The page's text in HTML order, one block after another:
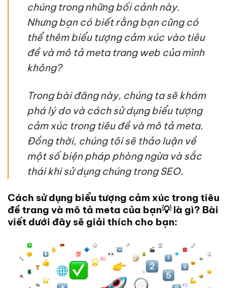
chúng trong những bối cảnh này.
Nhưng bạn có biết rằng bạn cũng có
thể thêm biểu tượng cảm xúc vào tiêu
đề và mô tả meta trang web của mình
không?
Trong bài đăng này, chúng ta sẽ khám
phá lý do và cách sử dụng biểu tượng
cảm xúc trong tiêu đề và mô tả meta.
Đồng thời, chúng tôi sẽ thảo luận về
một số biện pháp phòng ngừa và sắc
thái khi sử dụng chúng trong SEO.
Cách sử dụng biểu tượng cảm xúc trong tiêu
đề trang và mô tả meta của bạn💡 là gì? Bài
viết dưới đây sẽ giải thích cho bạn: